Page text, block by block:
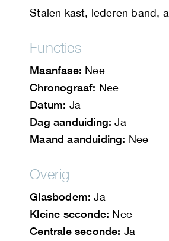
Stalen kast, lederen band,
Functies
Maanfase: Nee
Chronograaf: Nee
Datum: Ja
Dag aanduiding: Ja
Maand aanduiding: Nee
Overig
Glasbodem: Ja
Kleine seconde: Nee
Centrale seconde: Ja